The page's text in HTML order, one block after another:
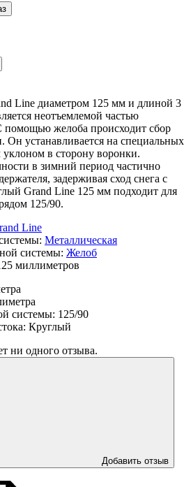
Line диаметром 125 мм и длиной 3
неотъемлемой частью
помощью желоба происходит сбор
устанавливается на специальных
в сторону воронки.
в зимний период частично
задерживая сход снега с
Grand Line 125 мм подходит для
125/90.
Line
Металлическая
системы: Желоб
миллиметров
системы: 125/90
Круглый
ни одного отзыва.
Добавить отзыв